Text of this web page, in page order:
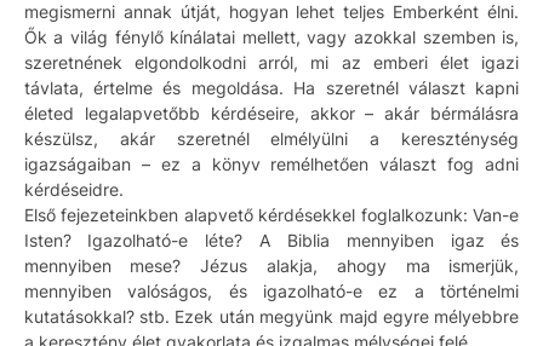
megismerni annak útját, hogyan lehet teljes Emberként élni.
Ők a világ fénylő kínálatai mellett, vagy azokkal szemben is,
szeretnének elgondolkodni arról, mi az emberi élet igazi
távlata, értelme és megoldása. Ha szeretnél választ kapni
életed legalapvetőbb kérdéseire, akkor – akár bérmálásra
készülsz, akár szeretnél elmélyülni a kereszténység
igazságaiban – ez a könyv remélhetően választ fog adni
kérdéseidre.
Első fejezeteinkben alapvető kérdésekkel foglalkozunk: Van-e
Isten? Igazolható-e léte? A Biblia mennyiben igaz és
mennyiben mese? Jézus alakja, ahogy ma ismerjük,
mennyiben valóságos, és igazolható-e ez a történelmi
kutatásokkal? stb. Ezek után megyünk majd egyre mélyebbre
a keresztény élet gyakorlata és izgalmas mélységei felé.